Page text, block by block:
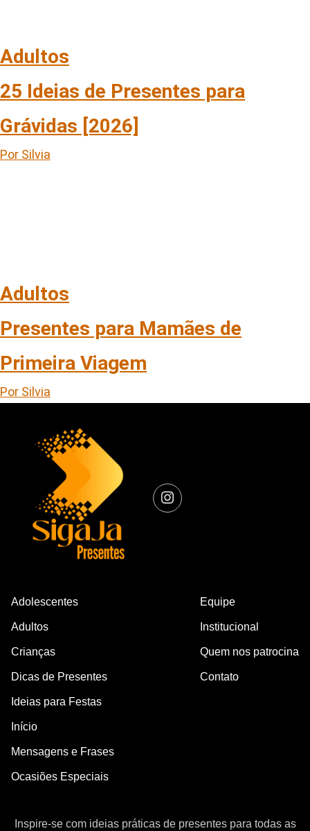
Adultos
25 Ideias de Presentes para
Grávidas [2026]
Por Silvia
Adultos
Presentes para Mamães de
Primeira Viagem
Por Silvia
Adolescentes
Adultos
Crianças
Dicas de Presentes
Ideias para Festas
Início
Mensagens e Frases
Ocasiões Especiais
Equipe
Institucional
Quem nos patrocina
Contato
Inspire-se com ideias práticas de presentes para todas as